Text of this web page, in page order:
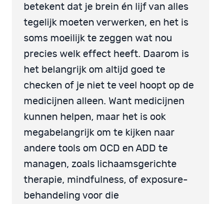
betekent dat je brein én lijf van alles
tegelijk moeten verwerken, en het is
soms moeilijk te zeggen wat nou
precies welk effect heeft. Daarom is
het belangrijk om altijd goed te
checken of je niet te veel hoopt op de
medicijnen alleen. Want medicijnen
kunnen helpen, maar het is ook
megabelangrijk om te kijken naar
andere tools om OCD en ADD te
managen, zoals lichaamsgerichte
therapie, mindfulness, of exposure-
behandeling voor die